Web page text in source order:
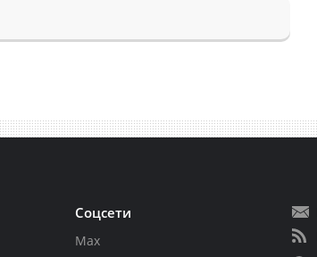
Соцсети
Max